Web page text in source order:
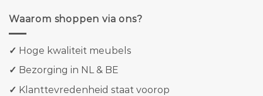
Waarom shoppen via ons?
✓ Hoge kwaliteit meubels
✓ Bezorging in NL & BE
✓ Klanttevredenheid staat voorop